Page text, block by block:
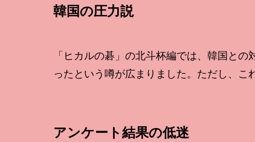
韓国の圧力説
「ヒカルの碁」の北斗杯編では、韓国と
ったという噂が広まりました。ただし、こ
アンケート結果の低迷